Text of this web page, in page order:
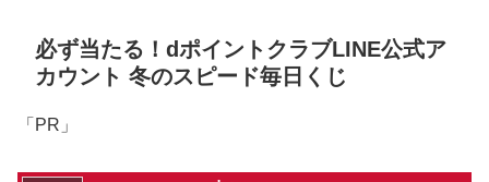
必ず当たる！dポイントクラブLINE公式ア
カウント 冬のスピード毎日くじ
「PR」